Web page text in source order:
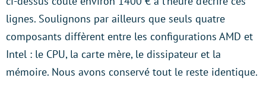
lignes. Soulignons par ailleurs que seuls quatre
composants diffèrent entre les configurations AMD et
Intel : le CPU, la carte mère, le dissipateur et la
mémoire. Nous avons conservé tout le reste identique.